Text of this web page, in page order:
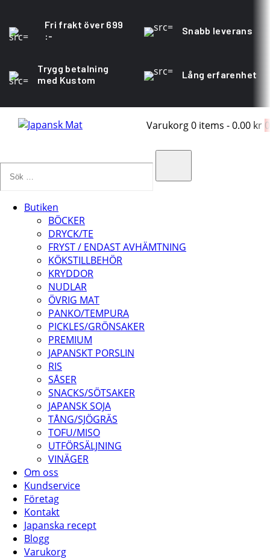
Fri frakt över 699
:-
Snabb leverans
Trygg betalning
med Kustom
Lång erfarenhet
Varukorg0 items -0.00 kr 0
Butiken
BÖCKER
DRYCK/TE
FRYST / ENDAST AVHÄMTNING
KÖKSTILLBEHÖR
KRYDDOR
NUDLAR
ÖVRIG MAT
PANKO/TEMPURA
PICKLES/GRÖNSAKER
PREMIUM
JAPANSKT PORSLIN
RIS
SÅSER
SNACKS/SÖTSAKER
JAPANSK SOJA
TÅNG/SJÖGRÄS
TOFU/MISO
UTFÖRSÄLJNING
VINÄGER
Om oss
Kundservice
Företag
Kontakt
Japanska recept
Blogg
Varukorg